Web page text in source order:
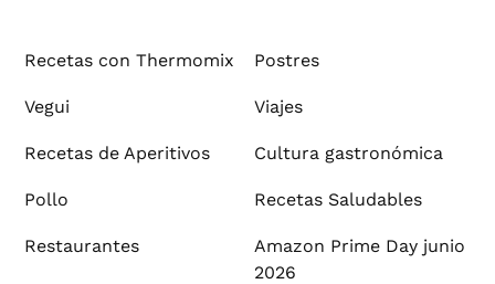
Recetas con Thermomix Postres
Vegui Viajes
Recetas de Aperitivos Cultura gastronómica
Pollo Recetas Saludables
Restaurantes
Amazon Prime Day junio
2026